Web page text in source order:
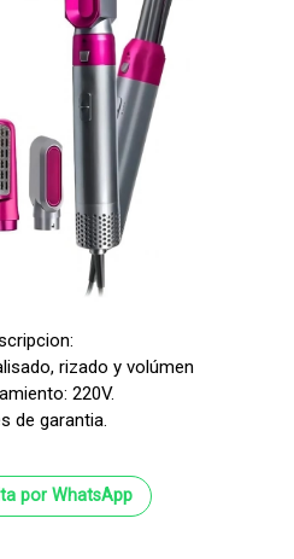
rizado y volúmen
220V.
de garantia.
por WhatsApp